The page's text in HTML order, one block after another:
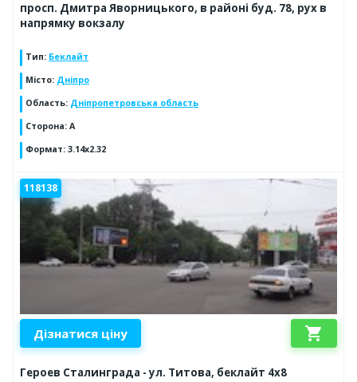
просп. Дмитра Яворницького, в районі буд. 78, рух в
напрямку вокзалу
Тип: Беклайт
Місто: Дніпро
Область: Дніпропетровська область
Сторона: А
Формат: 3.14х2.32
118138
Дізнатися ціну shopping_cart
Героев Сталинграда - ул. Титова, беклайт 4х8